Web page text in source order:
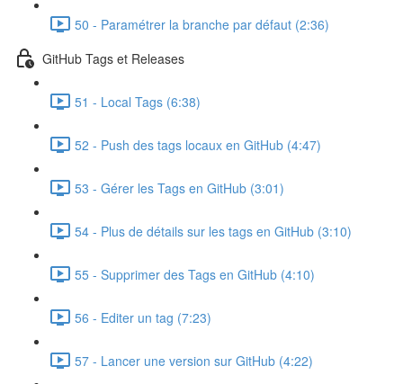
50 - Paramétrer la branche par défaut (2:36)
GitHub Tags et Releases
51 - Local Tags (6:38)
52 - Push des tags locaux en GitHub (4:47)
53 - Gérer les Tags en GitHub (3:01)
54 - Plus de détails sur les tags en GitHub (3:10)
55 - Supprimer des Tags en GitHub (4:10)
56 - Editer un tag (7:23)
57 - Lancer une version sur GitHub (4:22)